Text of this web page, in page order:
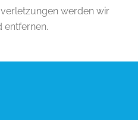
werden wir
entfernen.